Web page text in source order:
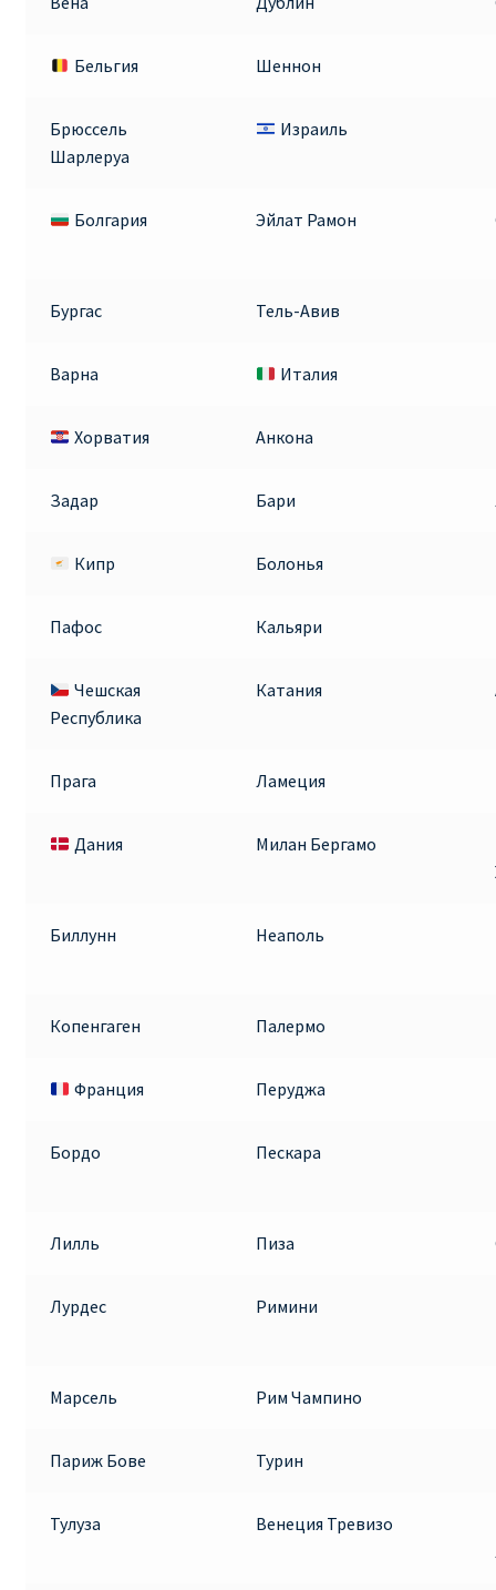
Бельгия Шеннон
Брюссель
Шарлеруа
Израиль
Болгария Эйлат Рамон
Бургас Тель-Авив
Варна Италия
Хорватия Анкона
Задар Бари
Кипр Болонья
Пафос Кальяри
Чешская
Республика
Катания
Прага Ламеция
Дания Милан Бергамо
Биллунн Неаполь
Копенгаген Палермо
Франция Перуджа
Бордо Пескара
Лилль Пиза
Лурдес Римини
Марсель Рим Чампино
Париж Бове Турин
Тулуза Венеция Тревизо